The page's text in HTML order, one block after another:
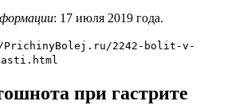
: 17 июля 2019 года.
2242-bolit-v-
при гастрите